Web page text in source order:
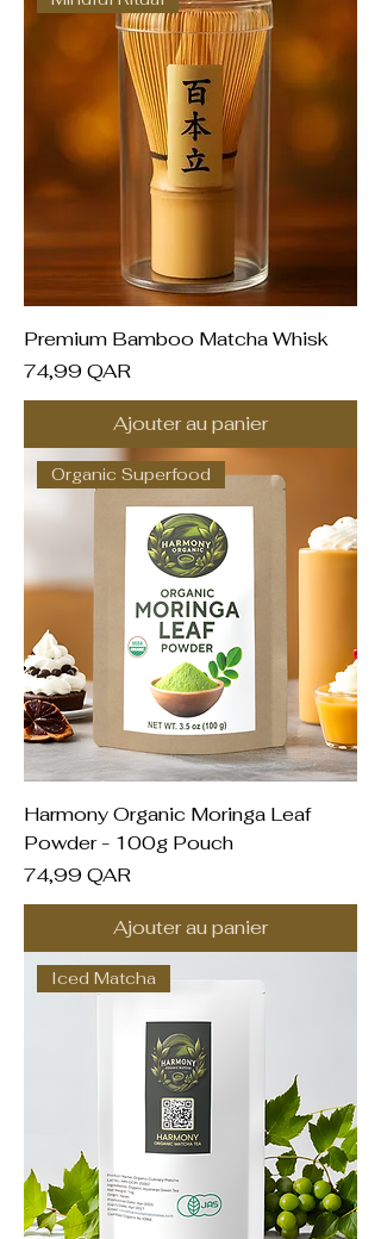
Premium Bamboo Matcha Whisk
Prix
74,99 QAR
Ajouter au panier
Organic Superfood
Harmony Organic Moringa Leaf
Powder - 100g Pouch
Prix
74,99 QAR
Ajouter au panier
Iced Matcha